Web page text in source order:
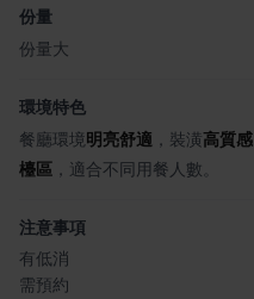
份量
份量大
環境特色
餐廳環境明亮舒適 ，裝潢高質感
檯區 ，適合不同用餐人數。
注意事項
有低消
需預約